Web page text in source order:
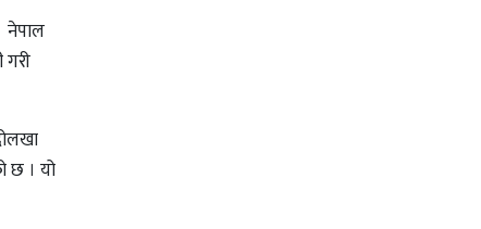
नेपाल
छ । यो